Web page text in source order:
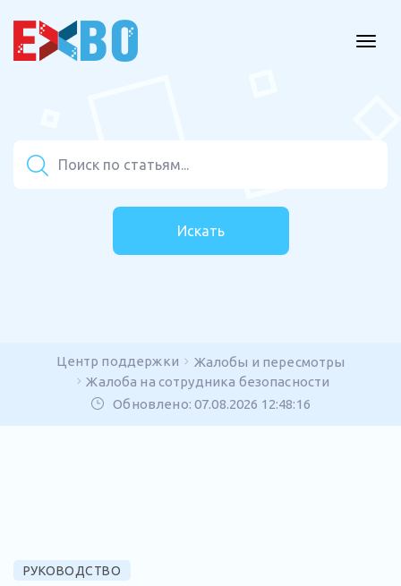
Искать
Центр поддержки
Жалобы и пересмотры
Жалоба на сотрудника безопасности
Обновлено: 07.08.2026 12:48:16
РУКОВОДСТВО